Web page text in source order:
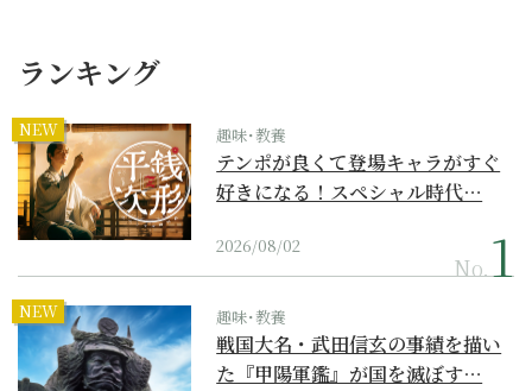
ランキング
NEW 趣味･教養
テンポが良くて登場キャラがすぐ
好きになる！スペシャル時代…
2026/08/02
No.
NEW 趣味･教養
戦国大名・武田信玄の事績を描い
た『甲陽軍鑑』が国を滅ぼす…